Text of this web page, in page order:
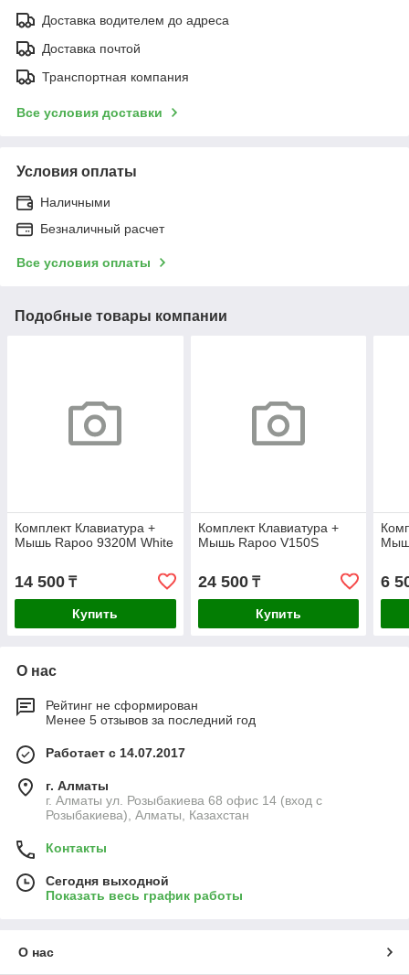
Доставка водителем до адреса
Доставка почтой
Транспортная компания
Все условия доставки
Условия оплаты
Наличными
Безналичный расчет
Все условия оплаты
Подобные товары компании
Комплект Клавиатура +
Мышь Rapoo 9320M White
14 500 ₸
Купить
Комплект Клавиатура +
Мышь Rapoo V150S
24 500₸
Купить
6
О нас
Рейтинг не сформирован
Менее 5 отзывов за последний год
Работает с 14.07.2017
г. Алматы
г. Алматы ул. Розыбакиева 68 офис 14 (вход с
Розыбакиева), Алматы, Казахстан
Контакты
Сегодня выходной
Показать весь график работы
О нас